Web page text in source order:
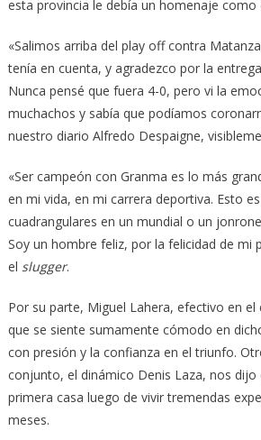
esta provincia le debía un homenaje como
«Salimos arriba del play off contra
tenía en cuenta, y agradezco por la
Nunca pensé que fuera 4-0, pero vi la
muchachos y sabía que podíamos
nuestro diario Alfredo Despaigne,
«Ser campeón con Granma es lo más
en mi vida, en mi carrera deportiva. Esto
cuadrangulares en un mundial o un
Soy un hombre feliz, por la felicidad de mi
el slugger.
Por su parte, Miguel Lahera, efectivo en el
que se siente sumamente cómodo en
con presión y la confianza en el triunfo.
conjunto, el dinámico Denis Laza, nos dijo
primera casa luego de vivir tremendas
meses.